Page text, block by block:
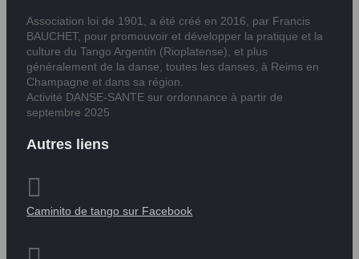
Association loi de 1901, a été créé en 2016, par Francis
BAUCHET, pour promouvoir et développer la pratique et la
culture du Tango Argentin (Rioplatense), et plus
généralement de la danse, toutes les danses, à Reims en
Champagne et dans sa région.
Activité DANSE-SANTE sur ordonnance à partir de
septembre 2025
Autres liens
Caminito de tango sur Facebook